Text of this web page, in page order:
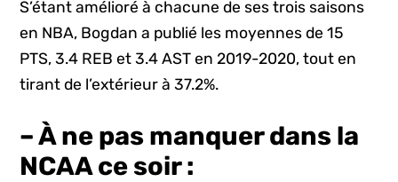
S’étant amélioré à chacune de ses trois saisons
en NBA, Bogdan a publié les moyennes de 15
PTS, 3.4 REB et 3.4 AST en 2019-2020, tout en
tirant de l’extérieur à 37.2%.
– À ne pas manquer dans la
NCAA ce soir :